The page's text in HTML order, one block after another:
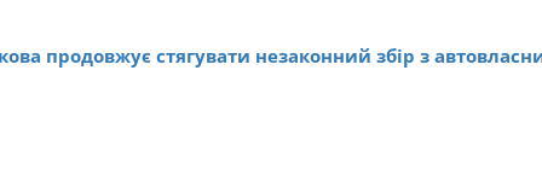
продовжує стягувати незаконний збір з